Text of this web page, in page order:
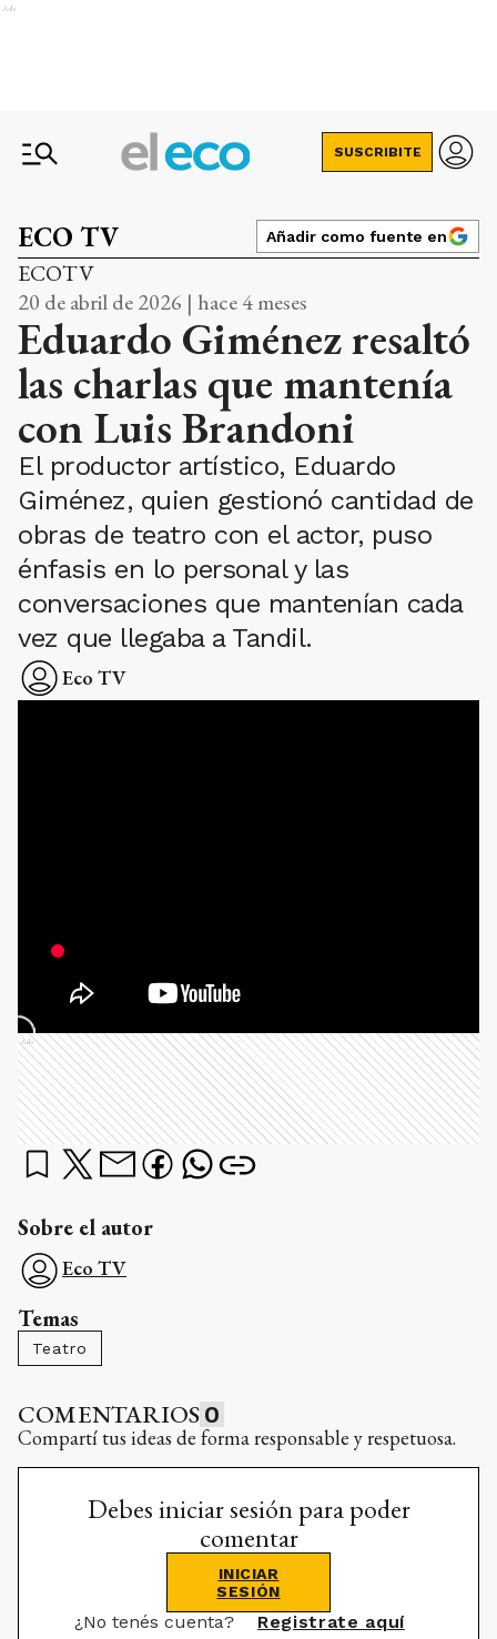
Ads
SUSCRIBITE
ECO TV Añadir como fuente en
ECOTV
20 de abril de 2026 | hace 4 meses
Eduardo Giménez resaltó
las charlas que mantenía
con Luis Brandoni
El productor artístico, Eduardo
Giménez, quien gestionó cantidad de
obras de teatro con el actor, puso
énfasis en lo personal y las
conversaciones que mantenían cada
vez que llegaba a Tandil.
Eco TV
Ads
Sobre el autor
Eco TV
Temas
Teatro
COMENTARIOS 0
Compartí tus ideas de forma responsable y respetuosa.
Debes iniciar sesión para poder
comentar
INICIAR
SESIÓN
¿No tenés cuenta? Registrate aquí